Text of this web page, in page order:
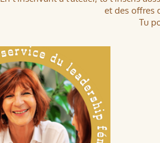
et des offres
Tu